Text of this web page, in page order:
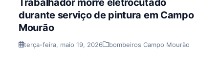
Trabalhador morre eletrocutado
durante serviço de pintura em Campo
Mourão
terça-feira, maio 19, 2026 bombeiros Campo Mourão